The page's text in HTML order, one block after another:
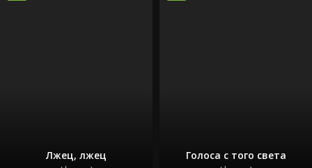
Лжец, лжец Голоса с того света